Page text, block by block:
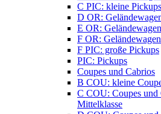
C PIC: kleine Pickups
D OR:
E OR:
F OR:
F PIC: große Pickups
PIC: Pickups
Coupes und Cabrios
B COU: kleine
C COU: Coupes und
Mittelklasse